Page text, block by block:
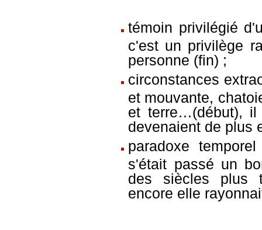
témoin privilégié
c'est un privilège
personne (fin) ;
circonstances
et mouvante,
et terre…(début), il
devenaient de plus
paradoxe
s'était passé un
des siècles plus
encore elle